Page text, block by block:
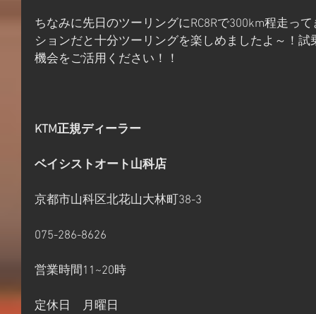
ちなみに先日のツーリングにRC8Rで300km程走っ
ションだと十分ツーリングを楽しめましたよ～！
機会をご活用ください！！
KTM正規ディーラー
ベイシストオート山科店
京都市山科区北花山大林町38-3
075-286-8626
営業時間11~20時
定休日　月曜日